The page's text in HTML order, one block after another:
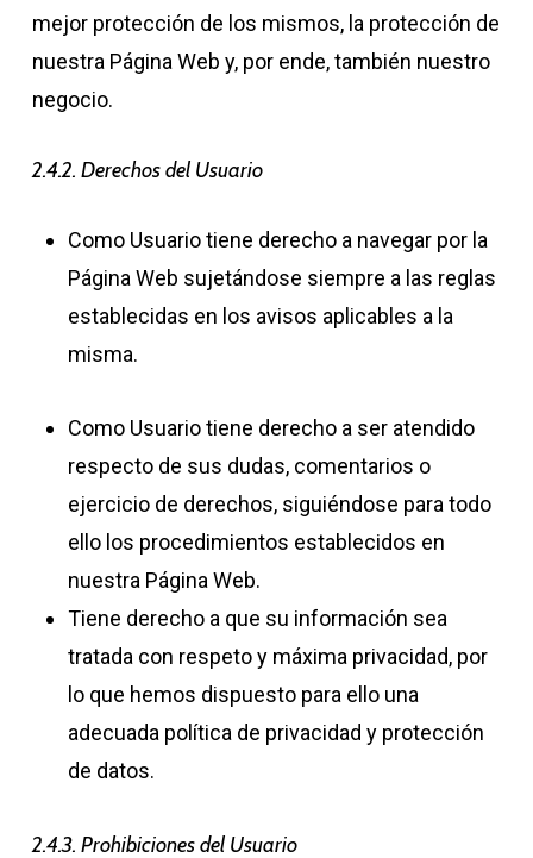
mejor protección de los mismos, la protección de
nuestra Página Web y, por ende, también nuestro
negocio.
2.4.2. Derechos del Usuario
Como Usuario tiene derecho a navegar por la
Página Web sujetándose siempre a las reglas
establecidas en los avisos aplicables a la
misma.
Como Usuario tiene derecho a ser atendido
respecto de sus dudas, comentarios o
ejercicio de derechos, siguiéndose para todo
ello los procedimientos establecidos en
nuestra Página Web.
Tiene derecho a que su información sea
tratada con respeto y máxima privacidad, por
lo que hemos dispuesto para ello una
adecuada política de privacidad y protección
de datos.
2.4.3. Prohibiciones del Usuario